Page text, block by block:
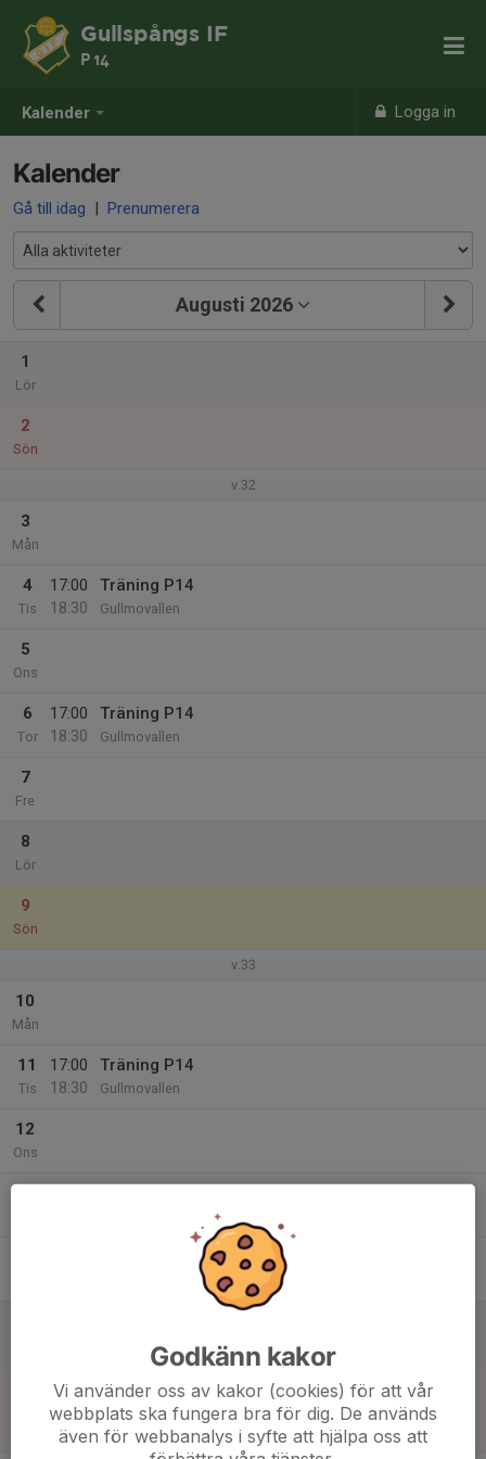
Kalender Logga in
Gullspångs IF
P 14
Kalender
Gå till idag | Prenumerera
Augusti 2026
1
Lör
2
Sön
v.32
3
Mån
4
Tis
17:00
18:30
Träning P14
Gullmovallen
5
Ons
6
Tor
17:00
18:30
Träning P14
Gullmovallen
7
Fre
8
Lör
9
Sön
v.33
10
Mån
11
Tis
17:00
18:30
Träning P14
Gullmovallen
12
Ons
17:00
19:00
Match mot Götene IF
Pojkar Div 6 Mariestad
Västerby IP B-plan
Godkänn kakor
Vi använder oss av kakor (cookies) för att vår
webbplats ska fungera bra för dig. De används
även för webbanalys i syfte att hjälpa oss att